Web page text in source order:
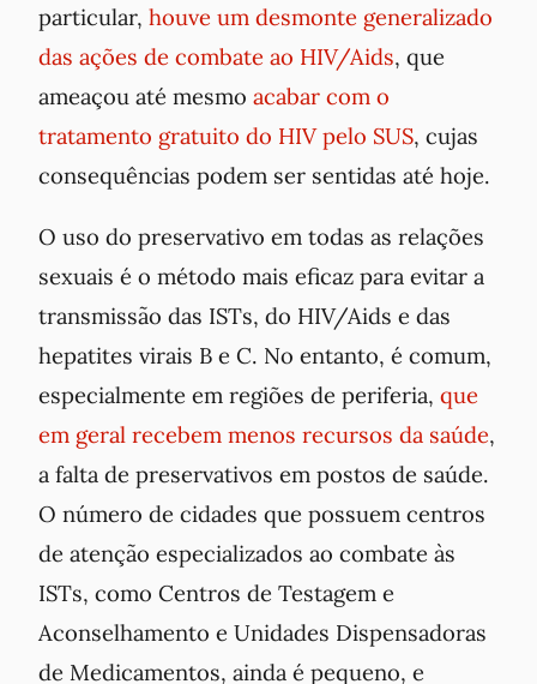
particular, houve um desmonte generalizado
das ações de combate ao HIV/Aids, que
ameaçou até mesmo acabar com o
tratamento gratuito do HIV pelo SUS, cujas
consequências podem ser sentidas até hoje.
O uso do preservativo em todas as relações
sexuais é o método mais eficaz para evitar a
transmissão das ISTs, do HIV/Aids e das
hepatites virais B e C. No entanto, é comum,
especialmente em regiões de periferia, que
em geral recebem menos recursos da saúde,
a falta de preservativos em postos de saúde.
O número de cidades que possuem centros
de atenção especializados ao combate às
ISTs, como Centros de Testagem e
Aconselhamento e Unidades Dispensadoras
de Medicamentos, ainda é pequeno, e